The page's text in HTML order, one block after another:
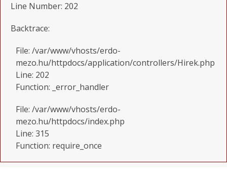
Line Number: 202
Backtrace:
File: /var/www/vhosts/erdo-
mezo.hu/httpdocs/application/controllers/Hirek.php
Line: 202
Function: _error_handler
File: /var/www/vhosts/erdo-
mezo.hu/httpdocs/index.php
Line: 315
Function: require_once